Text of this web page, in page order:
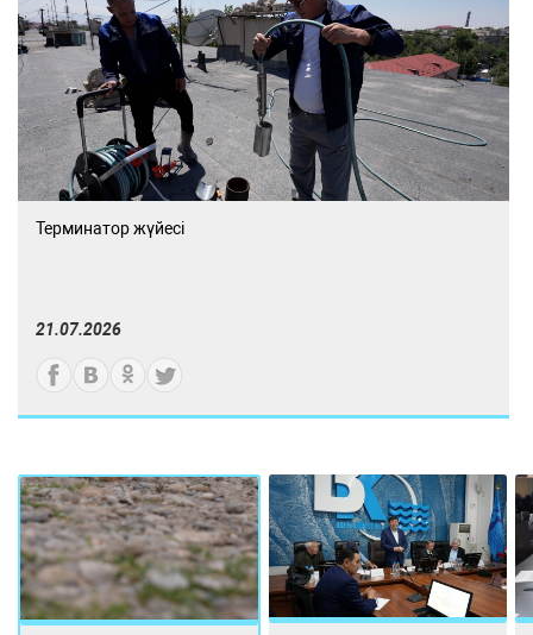
Терминатор жүйесі
21.07.2026